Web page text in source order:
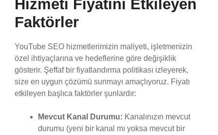
Hizmeti Fiyatını Etkileyen
Faktörler
YouTube SEO hizmetlerimizin maliyeti, işletmenizin
özel ihtiyaçlarına ve hedeflerine göre değişiklik
gösterir. Şeffaf bir fiyatlandırma politikası izleyerek,
size en uygun çözümü sunmayı amaçlıyoruz. Fiyatı
etkileyen başlıca faktörler şunlardır:
Mevcut Kanal Durumu: Kanalınızın mevcut
durumu (yeni bir kanal mı yoksa mevcut bir